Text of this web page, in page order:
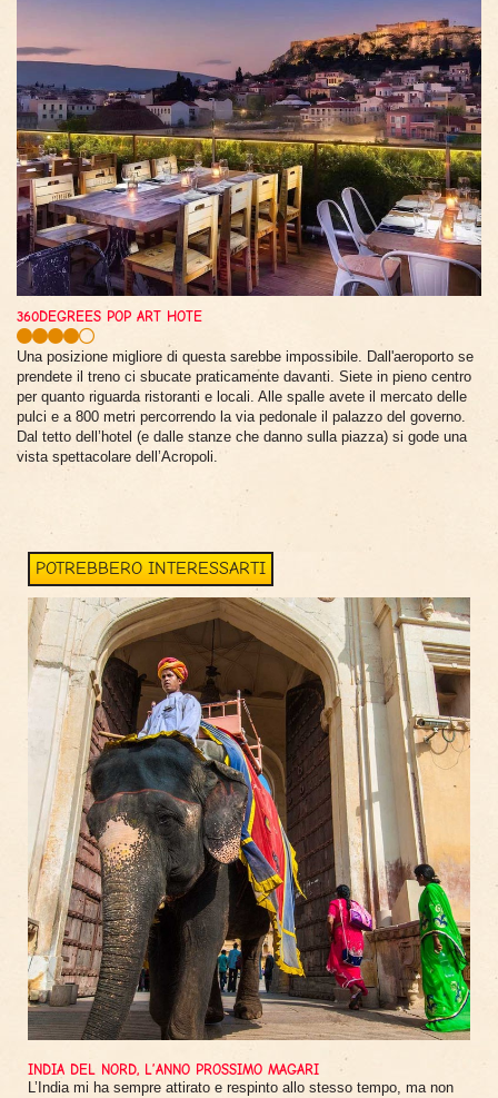
360DEGREES POP ART HOTE
Una posizione migliore di questa sarebbe impossibile. Dall'aeroporto se
prendete il treno ci sbucate praticamente davanti. Siete in pieno centro
per quanto riguarda ristoranti e locali. Alle spalle avete il mercato delle
pulci e a 800 metri percorrendo la via pedonale il palazzo del governo.
Dal tetto dell’hotel (e dalle stanze che danno sulla piazza) si gode una
vista spettacolare dell’Acropoli.
POTREBBERO INTERESSARTI
INDIA DEL NORD, L’ANNO PROSSIMO MAGARI
L’India mi ha sempre attirato e respinto allo stesso tempo, ma non